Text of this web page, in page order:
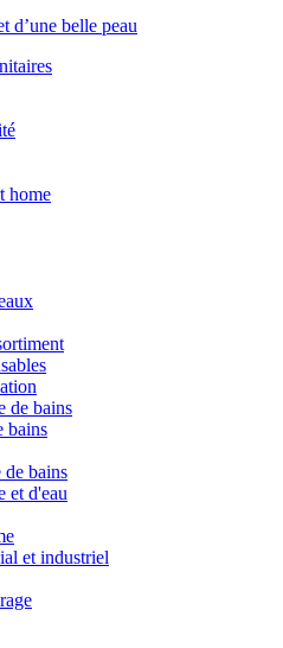
d’une belle peau
home
de bains
bains
de bains
et d'eau
et industriel